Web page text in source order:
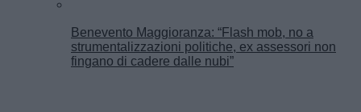
Benevento Maggioranza: “Flash mob, no a
strumentalizzazioni politiche, ex assessori non
fingano di cadere dalle nubi”